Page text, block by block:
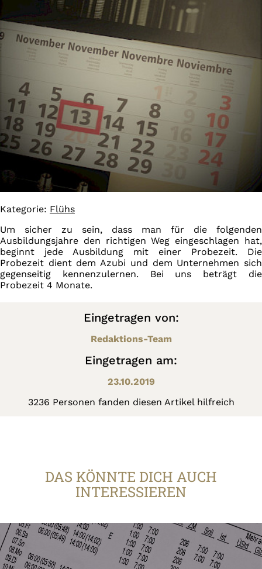
Kategorie: Flühs
Um sicher zu sein, dass man für die folgenden
Ausbildungsjahre den richtigen Weg eingeschlagen hat,
beginnt jede Ausbildung mit einer Probezeit. Die
Probezeit dient dem Azubi und dem Unternehmen sich
gegenseitig kennenzulernen. Bei uns beträgt die
Probezeit 4 Monate.
Eingetragen von:
Redaktions-Team
Eingetragen am:
23.10.2019
3236 Personen fanden diesen Artikel hilfreich
DAS KÖNNTE DICH AUCH
INTERESSIEREN